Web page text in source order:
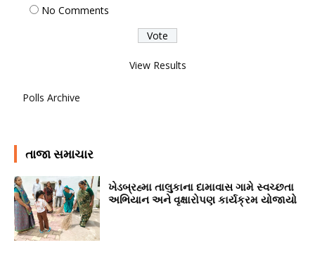
No Comments
View Results
Polls Archive
તાજા સમાચાર
ખેડબ્રહ્મા તાલુકાના દામાવાસ ગામે સ્વચ્છતા
અભિયાન અને વૃક્ષારોપણ કાર્યક્રમ યોજાયો